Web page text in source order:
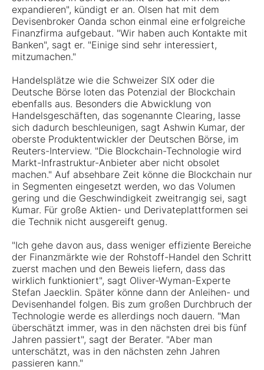
expandieren", kündigt er an. Olsen hat mit dem
Devisenbroker Oanda schon einmal eine erfolgreiche
Finanzfirma aufgebaut. "Wir haben auch Kontakte mit
Banken", sagt er. "Einige sind sehr interessiert,
mitzumachen."
Handelsplätze wie die Schweizer SIX oder die
Deutsche Börse loten das Potenzial der Blockchain
ebenfalls aus. Besonders die Abwicklung von
Handelsgeschäften, das sogenannte Clearing, lasse
sich dadurch beschleunigen, sagt Ashwin Kumar, der
oberste Produktentwickler der Deutschen Börse, im
Reuters-Interview. "Die Blockchain-Technologie wird
Markt-Infrastruktur-Anbieter aber nicht obsolet
machen." Auf absehbare Zeit könne die Blockchain nur
in Segmenten eingesetzt werden, wo das Volumen
gering und die Geschwindigkeit zweitrangig sei, sagt
Kumar. Für große Aktien- und Derivateplattformen sei
die Technik nicht ausgereift genug.
"Ich gehe davon aus, dass weniger effiziente Bereiche
der Finanzmärkte wie der Rohstoff-Handel den Schritt
zuerst machen und den Beweis liefern, dass das
wirklich funktioniert", sagt Oliver-Wyman-Experte
Stefan Jaecklin. Später könne dann der Anleihen- und
Devisenhandel folgen. Bis zum großen Durchbruch der
Technologie werde es allerdings noch dauern. "Man
überschätzt immer, was in den nächsten drei bis fünf
Jahren passiert", sagt der Berater. "Aber man
unterschätzt, was in den nächsten zehn Jahren
passieren kann."